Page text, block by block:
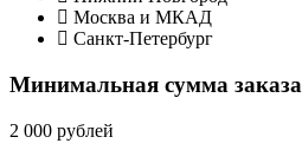
Москва и МКАД
Санкт-Петербург
Минимальная сумма заказа
2 000 рублей